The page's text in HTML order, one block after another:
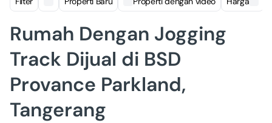
Rumah Dengan Jogging
Track Dijual di BSD
Provance Parkland,
Tangerang